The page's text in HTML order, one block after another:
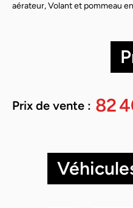
aérateur, Volant et pommeau
Prix de vente : 82